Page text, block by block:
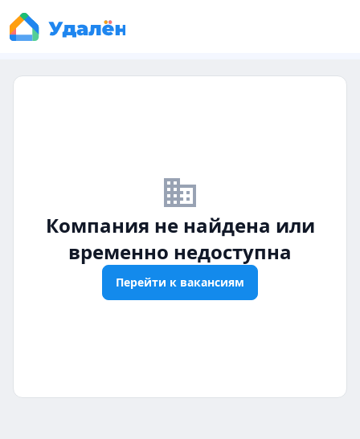
business_off
Компания не найдена или
временно недоступна
Перейти к вакансиям